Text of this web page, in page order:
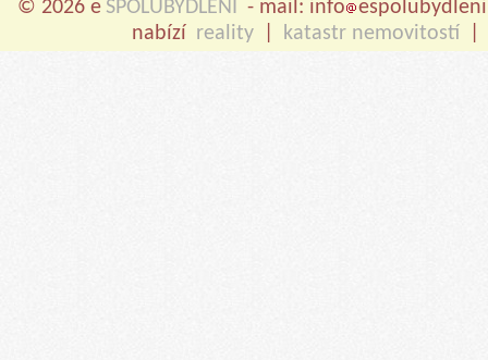
© 2026 e SPOLUBYDLENI - mail: info
nabízí reality katastr nemovitostí